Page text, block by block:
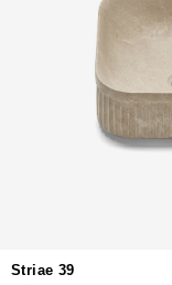
Striae 39